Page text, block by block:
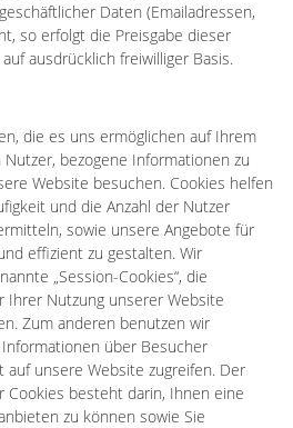
Daten (Emailadressen,
so erfolgt die Preisgabe dieser
ausdrücklich freiwilliger Basis.
die es uns ermöglichen auf Ihrem
Nutzer, bezogene Informationen zu
Website besuchen. Cookies helfen
und die Anzahl der Nutzer
sowie unsere Angebote für
effizient zu gestalten. Wir
„Session-Cookies“, die
Ihrer Nutzung unserer Website
Zum anderen benutzen wir
über Besucher
unsere Website zugreifen. Der
Cookies besteht darin, Ihnen eine
zu können sowie Sie